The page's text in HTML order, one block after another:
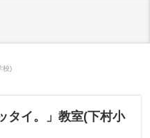
校)
タイ。」教室(下村小